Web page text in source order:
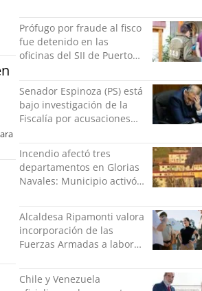
violencia física ni verbal"
Prófugo por fraude al fisco
fue detenido en las
oficinas del SII de Puerto
facturas
Senador Espinoza (PS) está
bajo investigación de la
Fiscalía por acusaciones
su pareja
Incendio afectó tres
departamentos en Glorias
Navales: Municipio activó
damnificadas
Alcaldesa Ripamonti valora
incorporación de las
Fuerzas Armadas a labores
“responsabilidad política”
Chile y Venezuela